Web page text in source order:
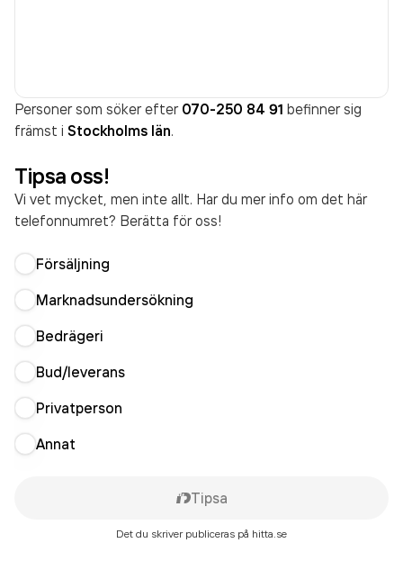
Personer som söker efter 070-250 84 91 befinner sig
främst i Stockholms län.
Tipsa oss!
Vi vet mycket, men inte allt. Har du mer info om det här
telefonnumret? Berätta för oss!
Försäljning
Marknadsundersökning
Bedrägeri
Bud/leverans
Privatperson
Annat
Tipsa
Det du skriver publiceras på hitta.se